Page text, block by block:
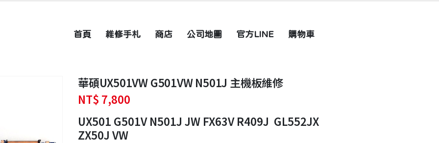
首頁 維修手札 商店 公司地圖 官方LINE 購物車
華碩UX501VW G501VW N501J 主機板維修
NT$ 7,800
UX501 G501V N501J JW FX63V R409J GL552JX
ZX50J VW